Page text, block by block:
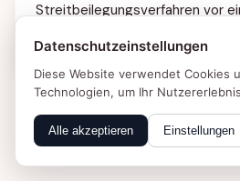
Streitbeilegungsverfahren vor
Impressum |
Datenschutzeinstellungen
Diese Website verwendet Cookies
Technologien, um Ihr
Alle akzeptieren Einstellungen